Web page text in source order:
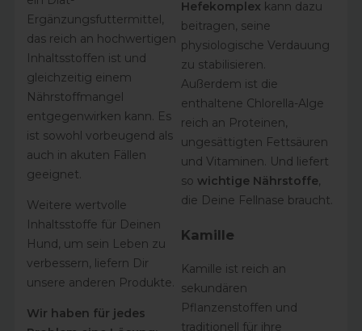
Ergänzungsfuttermittel,
das reich an hochwertigen
Inhaltsstoffen ist und
gleichzeitig einem
Nährstoffmangel
entgegenwirken kann. Es
ist sowohl vorbeugend als
auch in akuten Fällen
geeignet.
Weitere wertvolle
Inhaltsstoffe für Deinen
Hund, um sein Leben zu
verbessern, liefern Dir
unsere anderen Produkte.
Wir haben für jedes
Hefekomplex kann dazu
beitragen, seine
physiologische Verdauung
zu stabilisieren.
Außerdem ist die
enthaltene Chlorella-Alge
reich an Proteinen,
ungesättigten Fettsäuren
und Vitaminen. Und liefert
so wichtige Nährstoffe,
die Deine Fellnase braucht.
Kamille
Kamille ist reich an
sekundären
Pflanzenstoffen und
traditionell für ihre